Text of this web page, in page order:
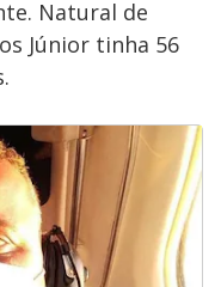
Natural de
Júnior tinha 56